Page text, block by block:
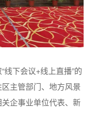
线下会议+线上直播”的
主管部门、地方风景
企事业单位代表、新